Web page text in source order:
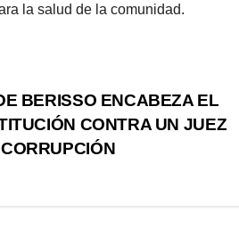
la salud de la comunidad.
BERISSO ENCABEZA EL
CONTRA UN JUEZ